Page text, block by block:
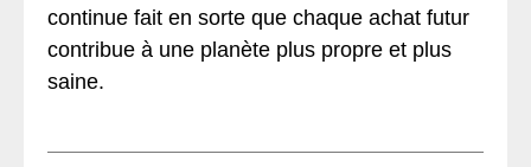
continue fait en sorte que chaque achat futur
contribue à une planète plus propre et plus
saine.